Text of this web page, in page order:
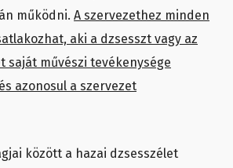
működni. A szervezethez minden
aki a dzsesszt vagy az
saját művészi tevékenysége
azonosul a szervezet
között a hazai dzsesszélet